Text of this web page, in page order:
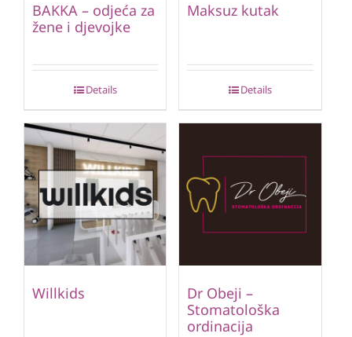
BAKKA – odjeća za
žene i djevojke
Details
Maksuz kutak
Details
Willkids
Dr Obeji –
Stomatološka
ordinacija